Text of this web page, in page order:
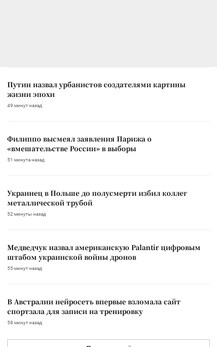
Путин назвал урбанистов создателями картины
жизни эпохи
49 минут назад
Филиппо высмеял заявления Парижа о
«вмешательстве России» в выборы
51 минута назад
Украинец в Польше до полусмерти избил коллег
металлической трубой
52 минуты назад
Медведчук назвал американскую Palantir цифровым
штабом украинской войны дронов
55 минут назад
В Австралии нейросеть впервые взломала сайт
спортзала для записи на тренировку
58 минут назад